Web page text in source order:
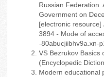
Russian Federation.
Government on
[electronic
3894 - Mode of
-80abucjiibhv9a.xn-
VS Bezrukov Basics
(Encyclopedic
Modern educational